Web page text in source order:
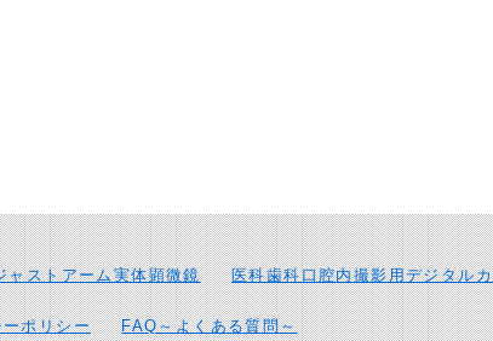
ャストアーム実体顕微鏡 医科歯科口腔内撮影用デジタル
ポリシー FAQ～よくある質問～